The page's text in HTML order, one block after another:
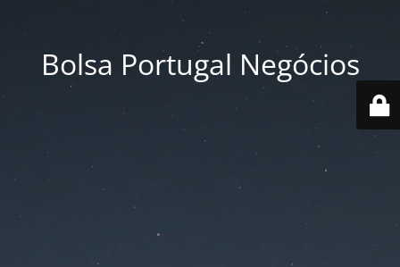
Bolsa Portugal Negócios